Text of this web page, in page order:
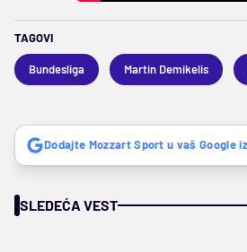
TAGOVI
Bundesliga Martin Demikelis
Dodajte Mozzart Sport u vaš Google
SLEDEĆA VEST